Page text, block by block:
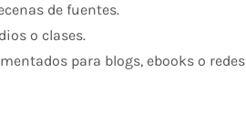
de fuentes.
o clases.
para blogs, ebooks o redes